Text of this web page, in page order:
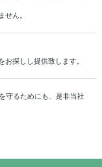
せん。
探しし提供致します。
守るためにも、是非当社